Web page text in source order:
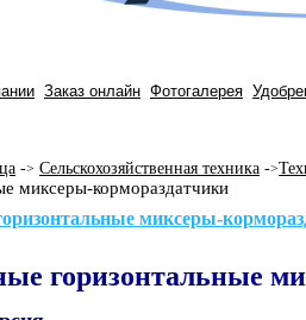
Заказ онлайн Фотогалерея
-> Сельскохозяйственная техника ->
миксеры-кормораздатчики
миксеры-
горизонтальные